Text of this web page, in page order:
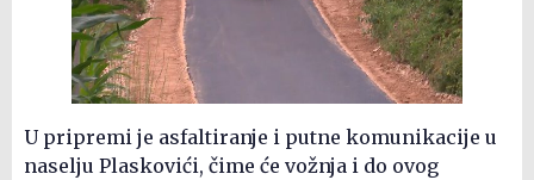
U pripremi je asfaltiranje i putne komunikacije u
naselju Plaskovići, čime će vožnja i do ovog